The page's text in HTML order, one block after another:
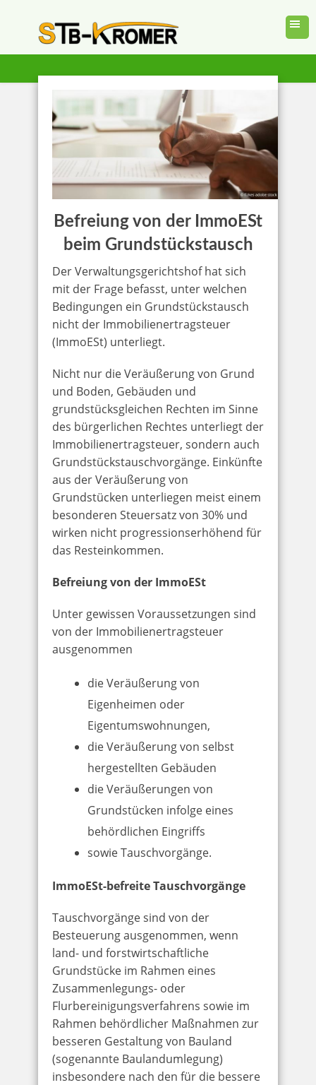
Befreiung von der ImmoESt
beim Grundstückstausch
Der Verwaltungsgerichtshof hat sich
mit der Frage befasst, unter welchen
Bedingungen ein Grundstückstausch
nicht der Immobilienertragsteuer
(ImmoESt) unterliegt.
Nicht nur die Veräußerung von Grund
und Boden, Gebäuden und
grundstücksgleichen Rechten im Sinne
des bürgerlichen Rechtes unterliegt der
Immobilienertragsteuer, sondern auch
Grundstückstauschvorgänge. Einkünfte
aus der Veräußerung von
Grundstücken unterliegen meist einem
besonderen Steuersatz von 30% und
wirken nicht progressionserhöhend für
das Resteinkommen.
Befreiung von der ImmoESt
Unter gewissen Voraussetzungen sind
von der Immobilienertragsteuer
ausgenommen
die Veräußerung von
Eigenheimen oder
Eigentumswohnungen,
die Veräußerung von selbst
hergestellten Gebäuden
die Veräußerungen von
Grundstücken infolge eines
behördlichen Eingriffs
sowie Tauschvorgänge.
ImmoESt-befreite Tauschvorgänge
Tauschvorgänge sind von der
Besteuerung ausgenommen, wenn
land- und forstwirtschaftliche
Grundstücke im Rahmen eines
Zusammenlegungs- oder
Flurbereinigungsverfahrens sowie im
Rahmen behördlicher Maßnahmen zur
besseren Gestaltung von Bauland
(sogenannte Baulandumlegung)
insbesondere nach den für die bessere